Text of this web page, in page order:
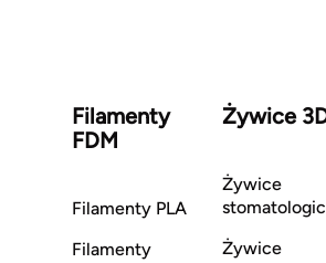
Filamenty
FDM
Filamenty PLA
Filamenty
Żywice
Żywice
Żywice